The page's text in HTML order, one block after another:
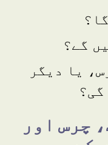
گے؟
یا دیگر
چرس اور